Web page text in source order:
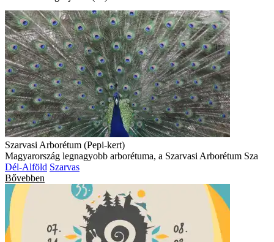
Szarvasi Arborétum (Pepi-kert)
Magyarország legnagyobb arborétuma, a Szarvasi Arborétum Sza
Dél-Alföld Szarvas
Bővebben